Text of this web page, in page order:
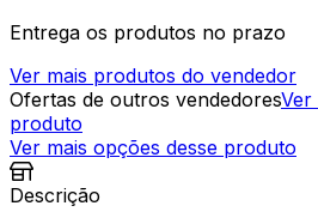
Entrega os produtos no prazo
Ver mais produtos do vendedor
Ofertas de outros vendedoresVer
produto
Ver mais opções desse produto
Descrição